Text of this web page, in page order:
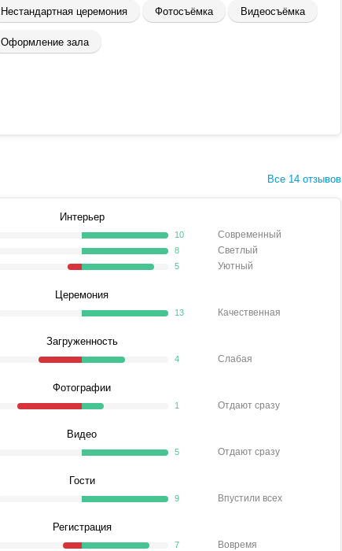
Нестандартная церемония Фотосъёмка Видеосъёмка
Оформление зала
Все 14 отзывов
Интерьер
Современный
10
Светлый
8
Уютный
5
Церемония
Качественная
13
Загруженность
Слабая
4
Фотографии
Отдают сразу
1
Видео
Отдают сразу
5
Гости
Впустили всех
9
Регистрация
Вовремя
7